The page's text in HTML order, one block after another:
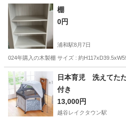
神奈川 藤沢市 棚
0円
浦和駅8月7日
024年購入の木製棚 サイズ : 約
埼玉 さいたま市 浦和駅 収納家具
日本育児 洗えてた
付き
13,000円
越谷レイクタウン駅